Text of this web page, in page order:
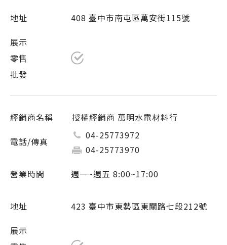
408 臺中市南屯區萬安街115號
授權經銷商 萬明水電材料行
04-25773972
04-25773970
週一~週五 8:00~17:00
423 臺中市東勢區東關路七段212號